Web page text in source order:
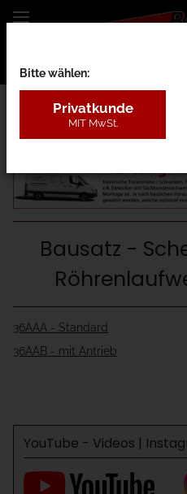
36A - mit Röhrenlaufwerk
Bausatz -
36AAA - Standard
36AAB - mit Antrieb
YouTube - Videos |
Bitte wählen:
Privatkunde
MIT MwSt.